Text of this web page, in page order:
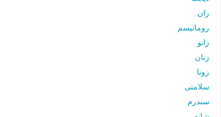
ران
روماتیسم
زانو
زنان
زونا
سلامتی
سندرم